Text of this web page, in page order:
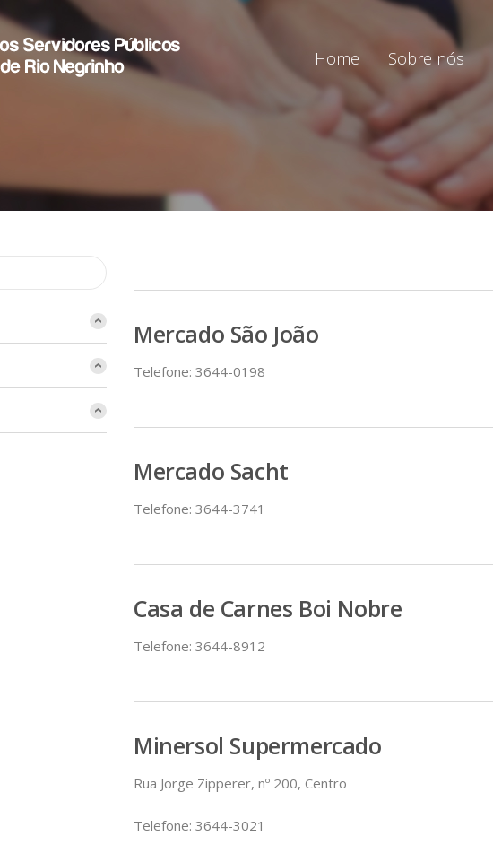
Home Sobre nós
Mercado São João
Telefone: 3644-0198
Mercado Sacht
Telefone: 3644-3741
Casa de Carnes Boi Nobre
Telefone: 3644-8912
Minersol Supermercado
Rua Jorge Zipperer, nº 200, Centro
Telefone: 3644-3021